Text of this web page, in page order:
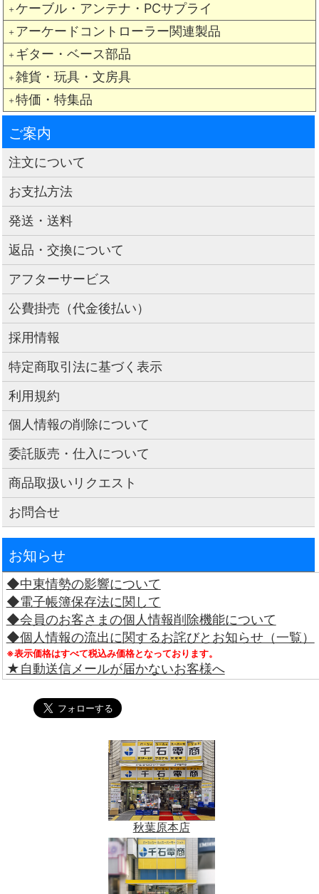
＋ ケーブル・アンテナ・PCサプライ
＋ アーケードコントローラー関連製品
＋ ギター・ベース部品
＋ 雑貨・玩具・文房具
＋ 特価・特集品
ご案内
注文について
お支払方法
発送・送料
返品・交換について
アフターサービス
公費掛売（代金後払い）
採用情報
特定商取引法に基づく表示
利用規約
個人情報の削除について
委託販売・仕入について
商品取扱いリクエスト
お問合せ
お知らせ
◆中東情勢の影響について
◆電子帳簿保存法に関して
◆会員のお客さまの個人情報削除機能について
◆個人情報の流出に関するお詫びとお知らせ（一覧）
※表示価格はすべて税込み価格となっております。
★自動送信メールが届かないお客様へ
秋葉原本店